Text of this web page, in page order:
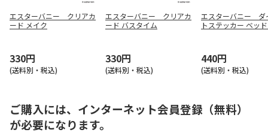
エスターバニー クリアカ
ード メイク
330円
(送料別・税込)
エスターバニー クリアカ
ード バスタイム
330円
(送料別・税込)
エスターバニー ダ
トステッカー ベッ
440円
(送料別・税込)
ご購入には、インターネット会員登録（無料）
が必要になります。